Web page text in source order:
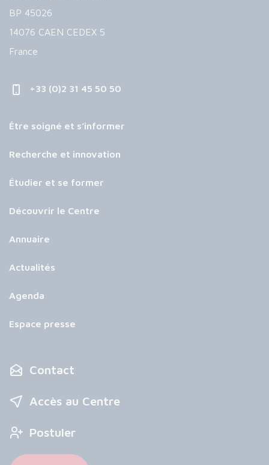
BP 45026
14076 CAEN CEDEX 5
France
+33 (0)2 31 45 50 50
Être soigné et s’informer
Recherche et innovation
Étudier et se former
Découvrir le Centre
Annuaire
Actualités
Agenda
Espace presse
Contact
Accès au Centre
Postuler